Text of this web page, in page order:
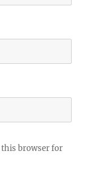
this browser for